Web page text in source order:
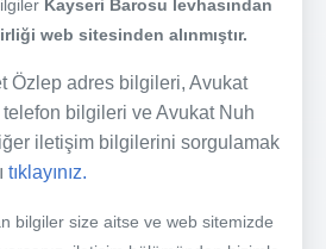
Kayseri Barosu levhasından
web sitesinden alınmıştır.
Özlep adres bilgileri, Avukat
bilgileri ve Avukat Nuh
iletişim bilgilerini sorgulamak
tıklayınız.
bilgiler size aitse ve web sitemizde